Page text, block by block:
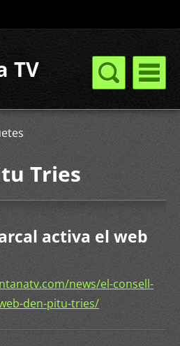
TV
Tries
activa el web
news/el-consell-
den-pitu-tries/